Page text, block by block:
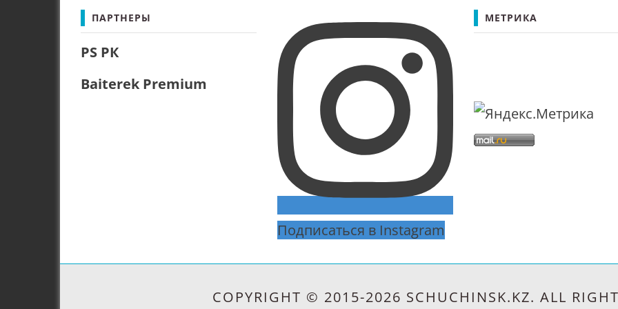
при управлении здравоохранения
Акмолинской области (далее…)
электрические сети (далее…)
ПАРТНЕРЫ
PS РК
Baiterek Premium
Подписаться в Instagram
МЕТРИКА
COPYRIGHT © 2015-2026 SCHUCHINSK.KZ. ALL